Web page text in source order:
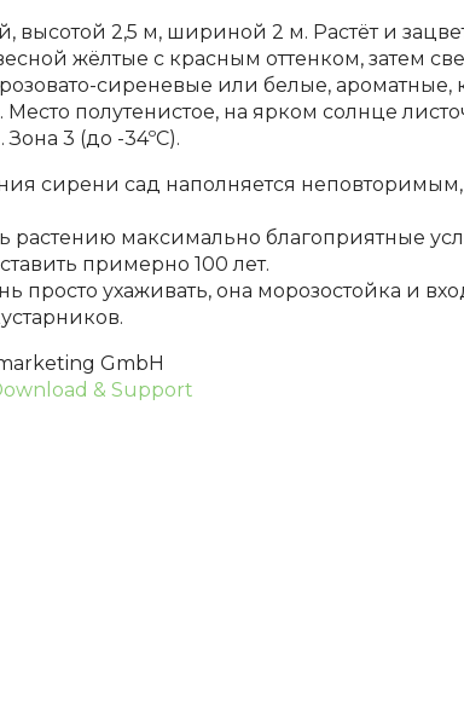
высотой 2,5 м, шириной 2 м. Растёт и
жёлтые с красным оттенком, затем
сиреневые или белые, ароматные,
полутенистое, на ярком солнце
3 (до -34ºС).
сирени сад наполняется
растению максимально благоприятные
примерно 100 лет.
просто ухаживать, она морозостойка и
GmbH
& Support